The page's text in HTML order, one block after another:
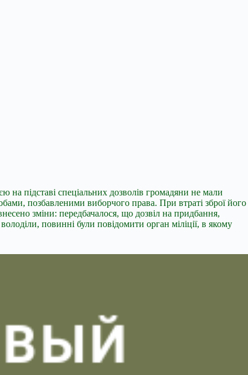
на підставі спеціальних дозволів громадяни не мали
позбавленими виборчого права. При втраті зброї його
зміни: передбачалося, що дозвіл на придбання,
повинні були повідомити орган міліції, в якому